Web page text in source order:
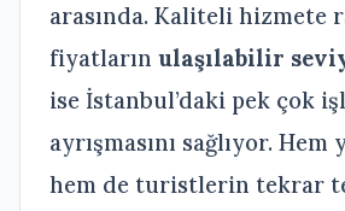
arasında. Kaliteli hizmete
fiyatların ulaşılabilir
ise İstanbul’daki pek çok
ayrışmasını sağlıyor.
hem de turistlerin tekrar